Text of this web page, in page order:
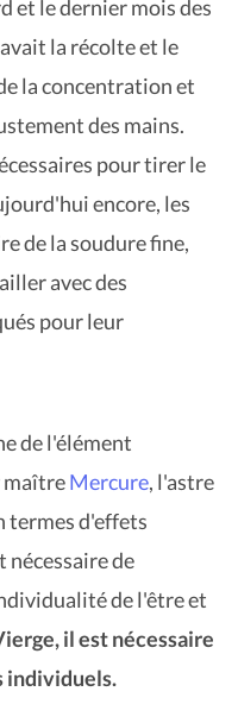
et le dernier mois des
la récolte et le
la concentration et
des mains.
pour tirer le
encore, les
de la soudure fine,
avec des
pour leur
de l'élément
maîtreMercure, l'astre
termes d'effets
nécessaire de
de l'être et
il est nécessaire
individuels.